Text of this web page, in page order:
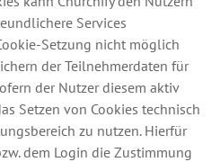
Services
Setzung nicht möglich
der Teilnehmerdaten für
der Nutzer diesem aktiv
Setzen von Cookies technisch
zu nutzen. Hierfür
dem Login die Zustimmung